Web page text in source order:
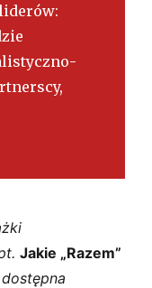
Jakie „Razem”